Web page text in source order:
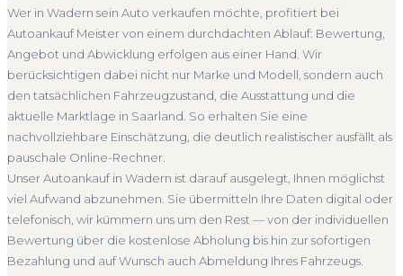
Unverbindlich
Seriöse Einschätzung
erfolgt direkt bei Übergabe, auf Wunsch übernehmen wir
auch die Abmeldung.
Abholung Wadern Nicht fahrbereit
Barzahlung
Abmeldung inklusive
deutschlandweit an — auch in Wadern und ganz Saarland.
Sie erhalten eine kostenlose Bewertung, ein verbindliches
Angebot und auf Wunsch den kompletten Service von der
Abholung bis zur Abmeldung. Über 4.800 zufriedene
Kunden sprechen für sich.
Seit 2010 4.800+ Ankäufe Komplettservice
Wer in Wadern sein Auto verkaufen möchte, profitiert bei
Autoankauf Meister von einem durchdachten Ablauf: Bewertung,
Angebot und Abwicklung erfolgen aus einer Hand. Wir
berücksichtigen dabei nicht nur Marke und Modell, sondern auch
den tatsächlichen Fahrzeugzustand, die Ausstattung und die
aktuelle Marktlage in Saarland. So erhalten Sie eine
nachvollziehbare Einschätzung, die deutlich realistischer ausfällt als
pauschale Online-Rechner.
Unser Autoankauf in Wadern ist darauf ausgelegt, Ihnen möglichst
viel Aufwand abzunehmen. Sie übermitteln Ihre Daten digital oder
telefonisch, wir kümmern uns um den Rest — von der individuellen
Bewertung über die kostenlose Abholung bis hin zur sofortigen
Bezahlung und auf Wunsch auch Abmeldung Ihres Fahrzeugs.